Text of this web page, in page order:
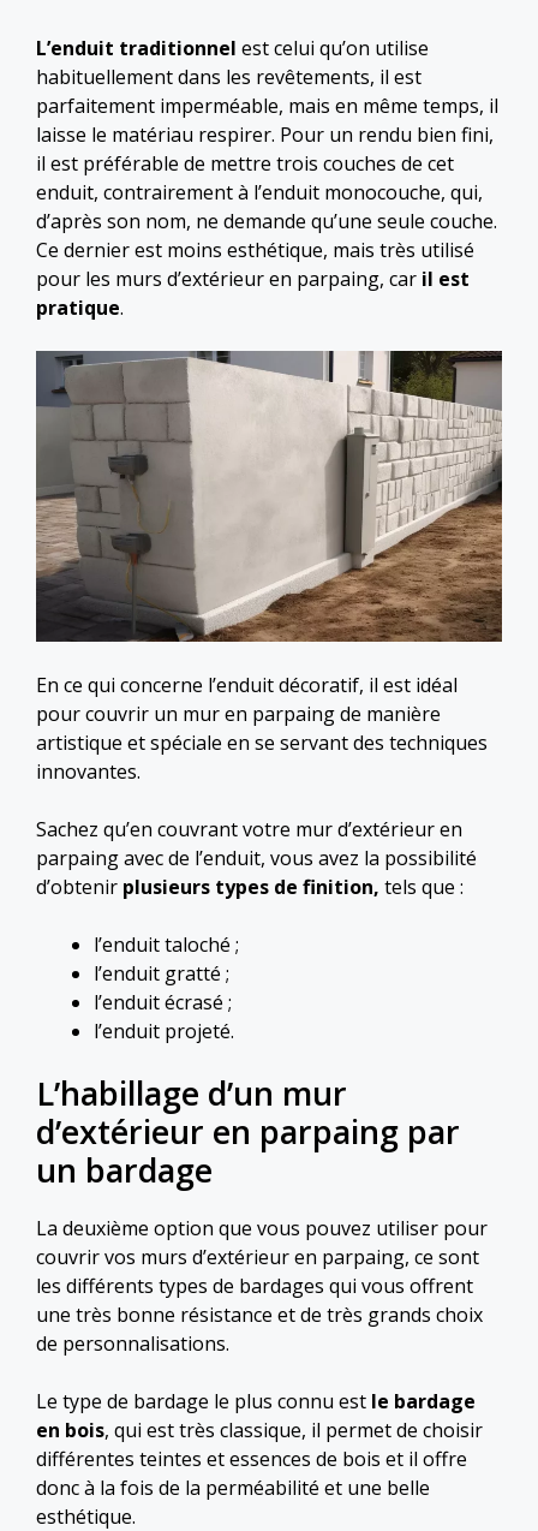
L’enduit traditionnel est celui qu’on utilise
habituellement dans les revêtements, il est
parfaitement imperméable, mais en même temps, il
laisse le matériau respirer. Pour un rendu bien fini,
il est préférable de mettre trois couches de cet
enduit, contrairement à l’enduit monocouche, qui,
d’après son nom, ne demande qu’une seule couche.
Ce dernier est moins esthétique, mais très utilisé
pour les murs d’extérieur en parpaing, car il est
pratique.
En ce qui concerne l’enduit décoratif, il est idéal
pour couvrir un mur en parpaing de manière
artistique et spéciale en se servant des techniques
innovantes.
Sachez qu’en couvrant votre mur d’extérieur en
parpaing avec de l’enduit, vous avez la possibilité
d’obtenir plusieurs types de finition, tels que :
l’enduit taloché ;
l’enduit gratté ;
l’enduit écrasé ;
l’enduit projeté.
L’habillage d’un mur
d’extérieur en parpaing par
un bardage
La deuxième option que vous pouvez utiliser pour
couvrir vos murs d’extérieur en parpaing, ce sont
les différents types de bardages qui vous offrent
une très bonne résistance et de très grands choix
de personnalisations.
Le type de bardage le plus connu est le bardage
en bois, qui est très classique, il permet de choisir
différentes teintes et essences de bois et il offre
donc à la fois de la perméabilité et une belle
esthétique.